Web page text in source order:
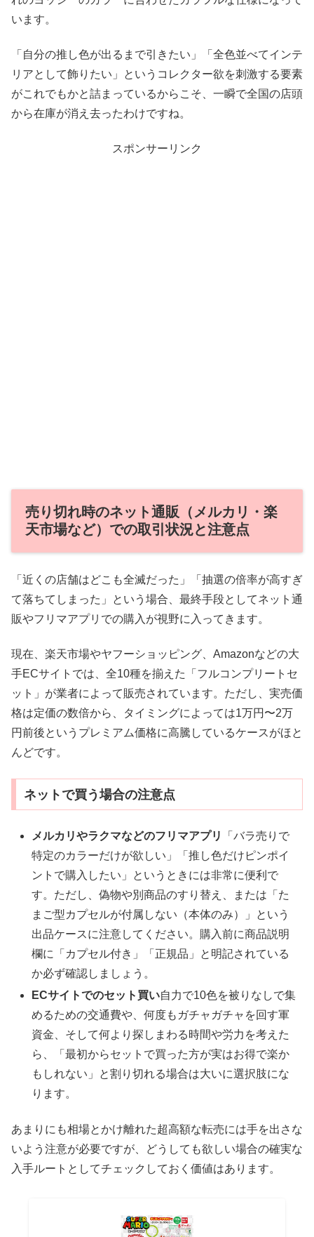
います。
「自分の推し色が出るまで引きたい」「全色並べてインテ
リアとして飾りたい」というコレクター欲を刺激する要素
がこれでもかと詰まっているからこそ、一瞬で全国の店頭
から在庫が消え去ったわけですね。
スポンサーリンク
売り切れ時のネット通販（メルカリ・楽
天市場など）での取引状況と注意点
「近くの店舗はどこも全滅だった」「抽選の倍率が高すぎ
て落ちてしまった」という場合、最終手段としてネット通
販やフリマアプリでの購入が視野に入ってきます。
現在、楽天市場やヤフーショッピング、Amazonなどの大
手ECサイトでは、全10種を揃えた「フルコンプリートセ
ット」が業者によって販売されています。ただし、実売価
格は定価の数倍から、タイミングによっては1万円〜2万
円前後というプレミアム価格に高騰しているケースがほと
んどです。
ネットで買う場合の注意点
メルカリやラクマなどのフリマアプリ
「バラ売りで
特定のカラーだけが欲しい」「推し色だけピンポイ
ントで購入したい」というときには非常に便利で
す。ただし、偽物や別商品のすり替え、または「た
まご型カプセルが付属しない（本体のみ）」という
出品ケースに注意してください。購入前に商品説明
欄に「カプセル付き」「正規品」と明記されている
か必ず確認しましょう。
ECサイトでのセット買い自力で10色を被りなしで集
めるための交通費や、何度もガチャガチャを回す軍
資金、そして何より探しまわる時間や労力を考えた
ら、「最初からセットで買った方が実はお得で楽か
もしれない」と割り切れる場合は大いに選択肢にな
ります。
あまりにも相場とかけ離れた超高額な転売には手を出さな
いよう注意が必要ですが、どうしても欲しい場合の確実な
入手ルートとしてチェックしておく価値はあります。